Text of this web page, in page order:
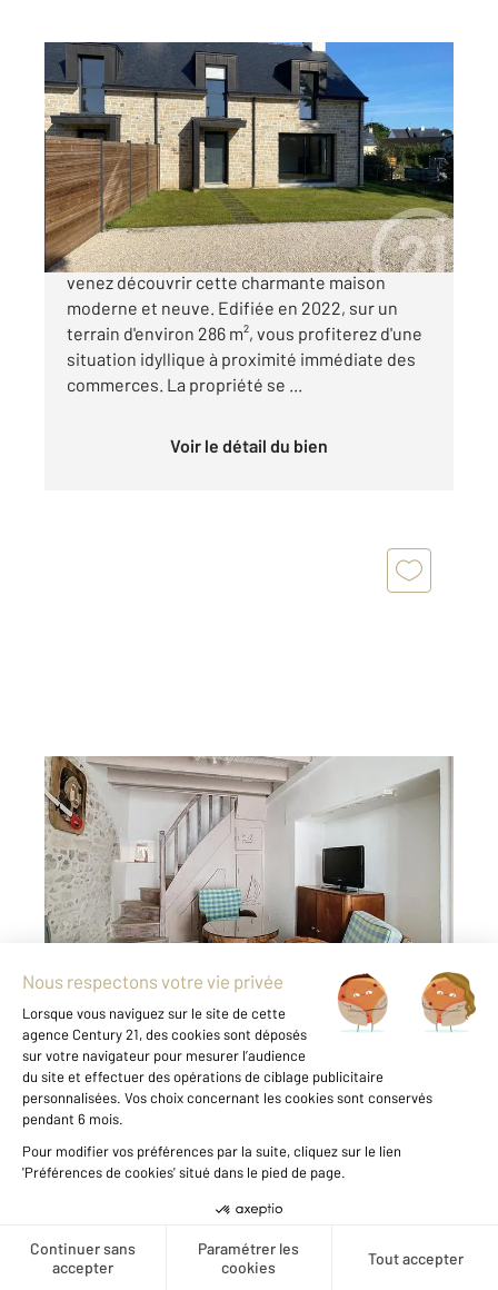
Créer une alerte
ARZON 56
122,16 m2, 5 pièces
Ref : 12687
Maison à vendre
650 000 €
ARZON BOURG - Au cœur du bourg d'ARZON,
venez découvrir cette charmante maison
moderne et neuve. Edifiée en 2022, sur un
terrain d'environ 286 m², vous profiterez d'une
situation idyllique à proximité immédiate des
commerces. La propriété se ...
Voir le détail du bien
ARZON 56
35,66 m
2
, 3 pièces
Ref : 12949
Maison à vendre
259 700 €
ARZON BOURG - Au cœur du bourg d'ARZON et
de ses commerces, venez découvrir cette
charmante maison de 1898. Vous profiterez
d'une entrée ouvrant sur un salon séjour avec
cuisine aménagée et équipée, WC, A l'étage,
une chambre ...
Voir le détail du bien